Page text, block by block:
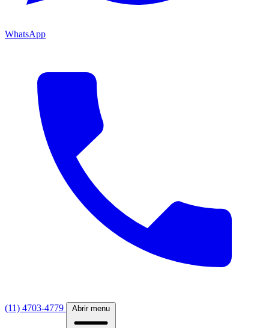
WhatsApp
(11) 4703-4779 Abrir menu